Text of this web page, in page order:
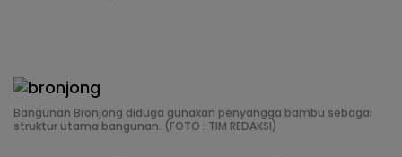
Bangunan Bronjong diduga gunakan penyangga bambu sebagai
struktur utama bangunan. (FOTO : TIM REDAKSI)